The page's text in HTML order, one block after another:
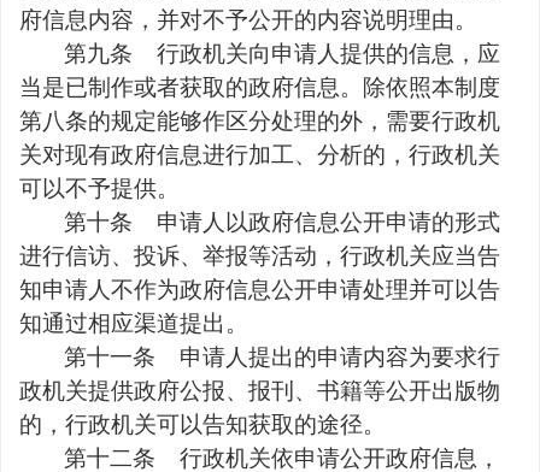
府信息内容，并对不予公开的内容说明理由。
第九条
行政机关向申请人提供的信息，应
当是已制作或者获取的政府信息。除依照本制度
第八条的规定能够作区分处理的外，需要行政机
关对现有政府信息进行加工、分析的，行政机关
可以不予提供。
第十条
申请人以政府信息公开申请的形式
进行信访、投诉、举报等活动，行政机关应当告
知申请人不作为政府信息公开申请处理并可以告
知通过相应渠道提出。
第十一条
申请人提出的申请内容为要求行
政机关提供政府公报、报刊、书籍等公开出版物
的，行政机关可以告知获取的途径。
第十二条
行政机关依申请公开政府信息，